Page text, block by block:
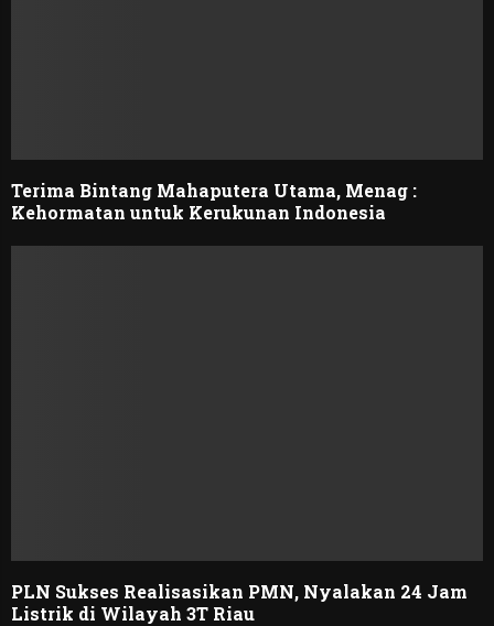
Terima Bintang Mahaputera Utama, Menag :
Kehormatan untuk Kerukunan Indonesia
PLN Sukses Realisasikan PMN, Nyalakan 24 Jam
Listrik di Wilayah 3T Riau